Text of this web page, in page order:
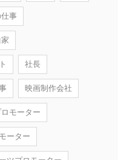
事
社長
映画制作会社
ロモーター
ーター